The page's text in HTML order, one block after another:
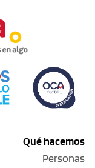
Qué hacemos
Personas